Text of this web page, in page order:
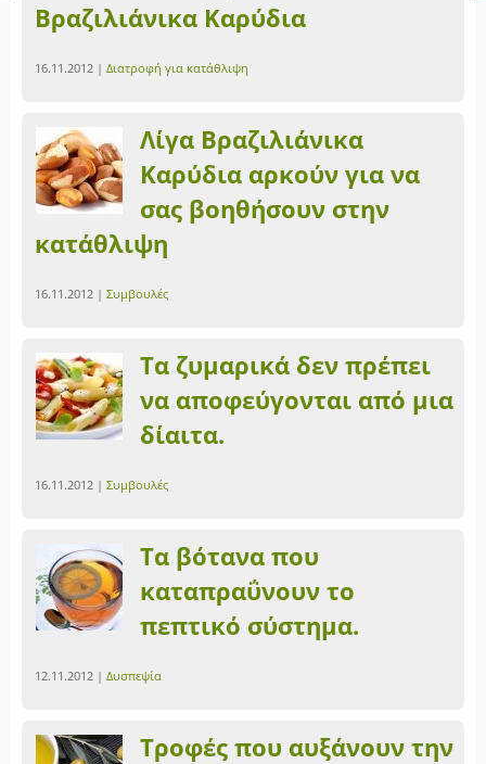
Βραζιλιάνικα Καρύδια
16.11.2012 | Διατροφή για κατάθλιψη
Λίγα Βραζιλιάνικα
Καρύδια αρκούν για να
σας βοηθήσουν στην
κατάθλιψη
16.11.2012 | Συμβουλές
Τα ζυμαρικά δεν πρέπει
να αποφεύγονται από μια
δίαιτα.
16.11.2012 | Συμβουλές
Tα βότανα που
καταπραΰνουν το
πεπτικό σύστημα.
12.11.2012 | Δυσπεψία
Τροφές που αυξάνουν την